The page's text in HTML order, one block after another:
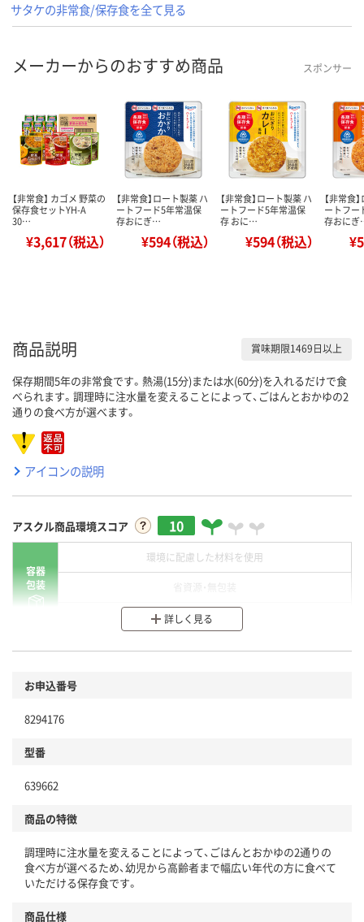
サタケの非常食/保存食を全て見る
メーカーからのおすすめ商品 スポンサー
【非常食】 カゴメ 野菜の
保存食セットYH-A
30…
¥3,617（税込）
【非常食】ロート製薬 ハ
ートフード5年常温保
存おにぎ…
¥594（税込）
【非常食】ロート製薬 ハ
ートフード5年常温保
存 おに…
¥594（税込）
【非常食
ートフー
存おに
商品説明 賞味期限1469日以上
保存期間5年の非常食です。熱湯(15分)または水(60分)を入れるだけで食
べられます。調理時に注水量を変えることによって、ごはんとおかゆの2
通りの食べ方が選べます。
アイコンの説明
アスクル商品環境スコア 10
容器
包装
環境に配慮した材料を使用
分別・リサイクルしやすい設計
本体
仕組
この商品の環境配慮ポイントです。下記商品詳細「
アスクル商品環境スコア詳細／加点項目
」で確認できます。
詳しく見る
お申込番号
8294176
型番
639662
商品の特徴
調理時に注水量を変えることによって、ごはんとおかゆの2通りの
食べ方が選べるため、幼児から高齢者まで幅広い年代の方に食べて
いただける保存食です。
商品仕様